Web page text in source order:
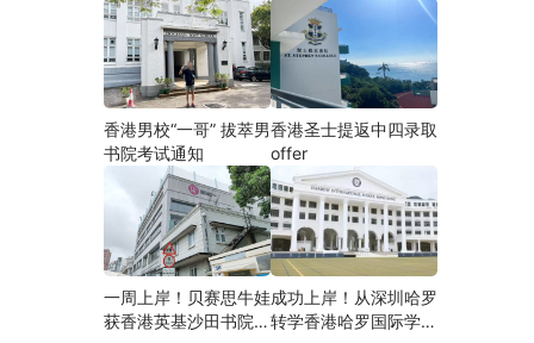
香港男校“一哥” 拔萃男
书院考试通知
香港圣士提返中四录取
offer
一周上岸！贝赛思牛娃
获香港英基沙田书院录
成功上岸！从深圳哈罗
转学香港哈罗国际学